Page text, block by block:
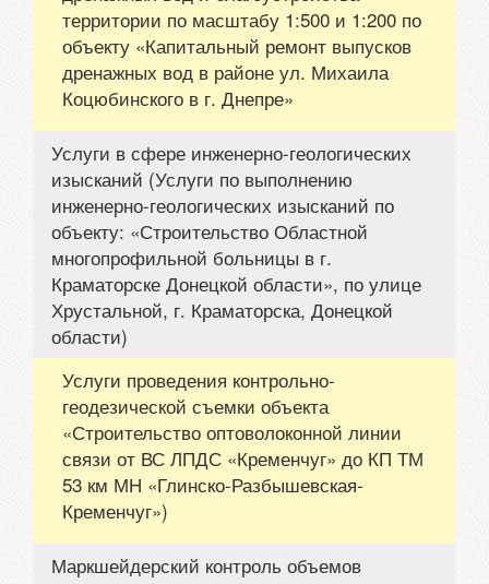
территории по масштабу 1:500 и 1:200 по
объекту «Капитальный ремонт выпусков
дренажных вод в районе ул. Михаила
Коцюбинского в г. Днепре»
Услуги в сфере инженерно-геологических
изысканий (Услуги по выполнению
инженерно-геологических изысканий по
объекту: «Строительство Областной
многопрофильной больницы в г.
Краматорске Донецкой области», по улице
Хрустальной, г. Краматорска, Донецкой
области)
Услуги проведения контрольно-
геодезической съемки объекта
«Строительство оптоволоконной линии
связи от ВС ЛПДС «Кременчуг» до КП ТМ
53 км МН «Глинско-Разбышевская-
Кременчуг»)
Маркшейдерский контроль объемов